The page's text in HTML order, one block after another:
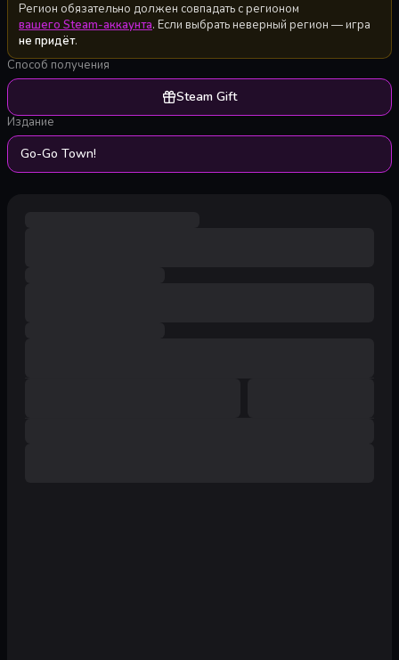
Регион обязательно должен совпадать с регионом
вашего Steam-аккаунта. Если выбрать неверный регион — игра
не придёт.
Способ получения
Steam Gift
Издание
Go-Go Town!